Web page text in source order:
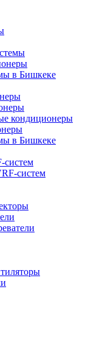
в Бишкеке
кондиционеры
в Бишкеке
систем
систем